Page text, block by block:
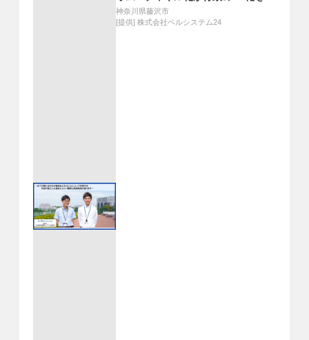
速させる
神奈川県藤沢市
[提供] 株式会社ベルシステム24